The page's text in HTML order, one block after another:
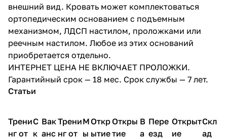
внешний вид. Кровать может комплектоваться
ортопедическим основанием с подъемным
механизмом, ЛДСП настилом, проложками или
реечным настилом. Любое из этих оснований
приобретается отдельно.
ИНТЕРНЕТ ЦЕНА НЕ ВКЛЮЧАЕТ ПРОЛОЖКИ.
Гарантийный срок — 18 мес. Срок службы — 7 лет.
Статьи
Трени
нг от
С
к
Вак
анс
Трени
нг от
М
ы
Откр
ытие
Откры
тие
В
а
Пере
езд
Открыт
ие
Скл
ад